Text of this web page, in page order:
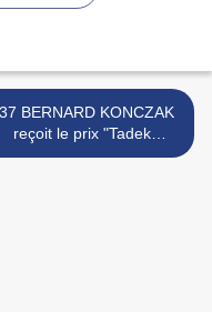
BERNARD KONCZAK
reçoit le prix "Tadek
2019 BERNARD